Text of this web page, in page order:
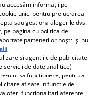
Zi decisivă.
în favoarea unei
în fața ei
accesăm informații pe
unici pentru prelucrarea
sau gestiona alegerile dvs.
pe pagina cu politica de
partenerilor noștri și nu
si agentiile de publicitate
servicii de date analitice)
ului sa functioneze, pentru a
afisate in functie de
oferi functionalitati aferente